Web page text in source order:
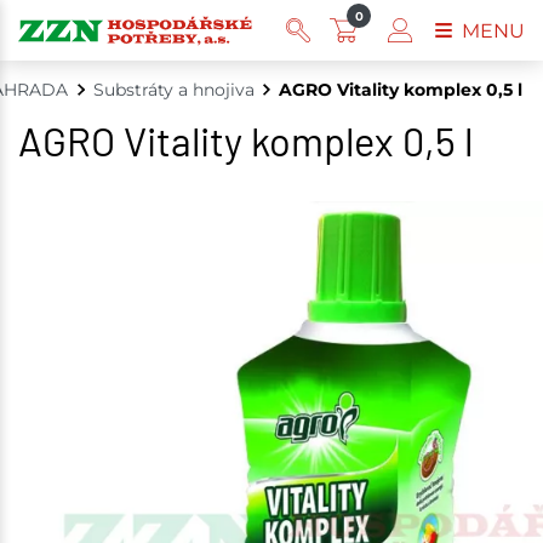
Substráty a hnojiva AGRO Vitality komplex 0,5 l
AGRO Vitality komplex 0,5 l
0
MENU